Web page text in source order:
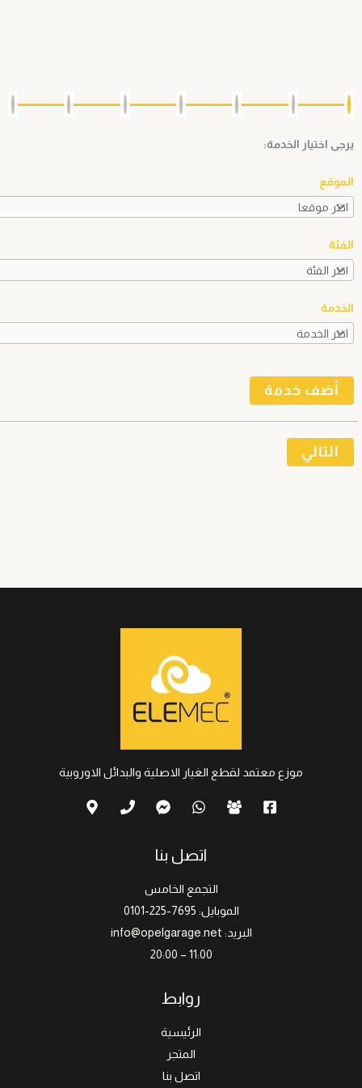
يرجى اختيار الخدمة:
الموقع
الفئة
الخدمة
أضف خدمة
التالي
موزع معتمد لقطع الغيار الاصلية والبدائل الاوروبية
اتصل بنا
التجمع الخامس
الموبايل: 7695-225-0101
البريد: info@opelgarage.net
11:00 – 20:00
روابط
الرئيسية
المتجر
اتصل بنا